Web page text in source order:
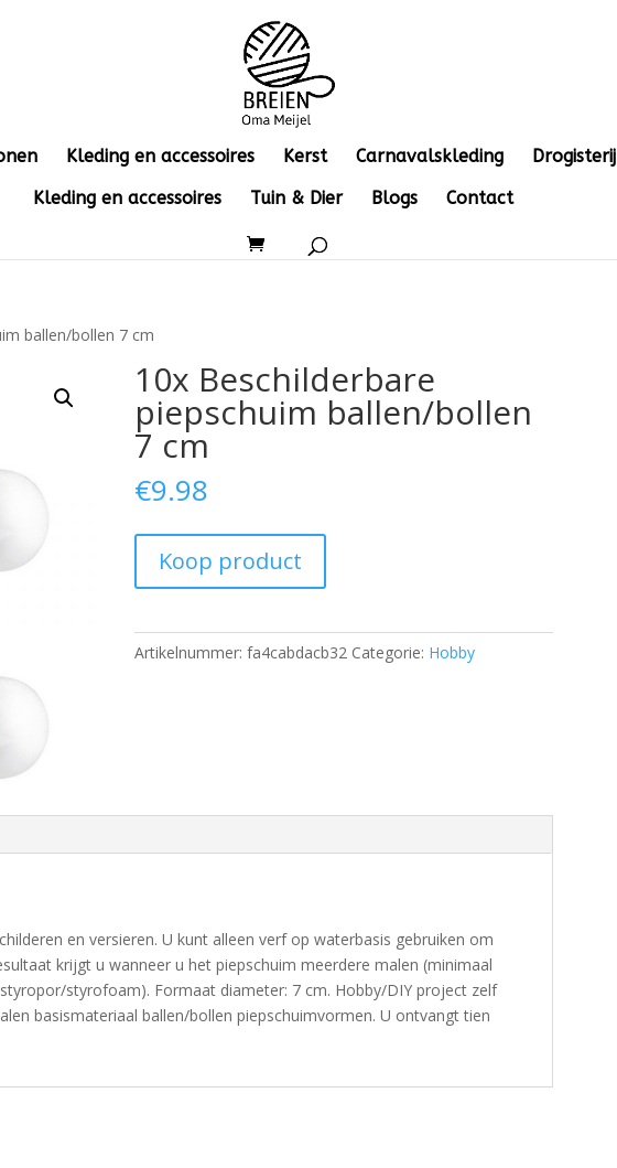
Kleding en accessoires Kerst Carnavalskleding Drogisterij
Kleding en accessoires
Tuin & Dier Blogs Contact
ballen/bollen 7 cm
10x Beschilderbare
piepschuim ballen/bollen
7 cm
€9.98
Koop product
Artikelnummer:fa4cabdacb32 Categorie: Hobby
en versieren. U kunt alleen verf op waterbasis gebruiken om
krijgt u wanneer u het piepschuim meerdere malen (minimaal
styrofoam). Formaat diameter: 7 cm. Hobby/DIY project zelf
basismateriaal ballen/bollen piepschuimvormen. U ontvangt tien